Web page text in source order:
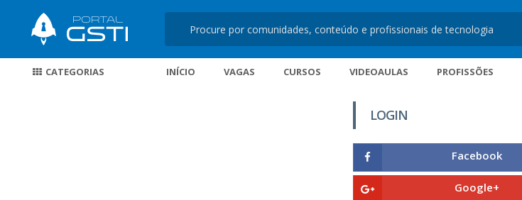
CATEGORIAS INÍCIO VAGAS CURSOS VIDEOAULAS PROFISSÕES
LOGIN
Facebook
Google+